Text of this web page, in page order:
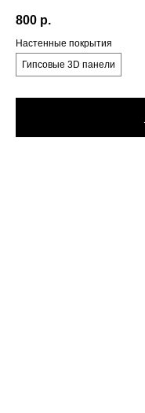
800 р.
Настенные покрытия
Гипсовые 3D панели